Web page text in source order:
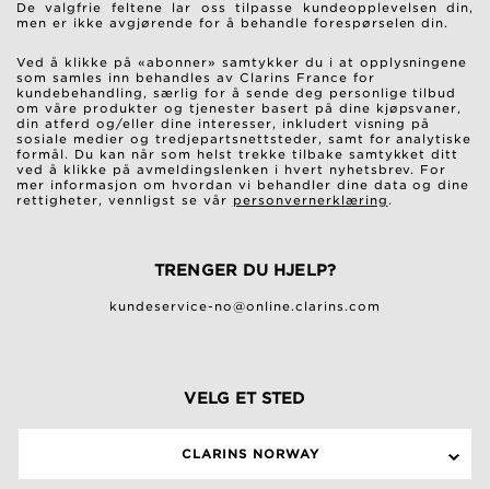
De valgfrie feltene lar oss tilpasse kundeopplevelsen din,
men er ikke avgjørende for å behandle forespørselen din.
Ved å klikke på «abonner» samtykker du i at opplysningene
som samles inn behandles av Clarins France for
kundebehandling, særlig for å sende deg personlige tilbud
om våre produkter og tjenester basert på dine kjøpsvaner,
din atferd og/eller dine interesser, inkludert visning på
sosiale medier og tredjepartsnettsteder, samt for analytiske
formål. Du kan når som helst trekke tilbake samtykket ditt
ved å klikke på avmeldingslenken i hvert nyhetsbrev. For
mer informasjon om hvordan vi behandler dine data og dine
rettigheter, vennligst se vår personvernerklæring .
TRENGER DU HJELP?
kundeservice-no@online.clarins.com
VELG ET STED
CLARINS NORWAY